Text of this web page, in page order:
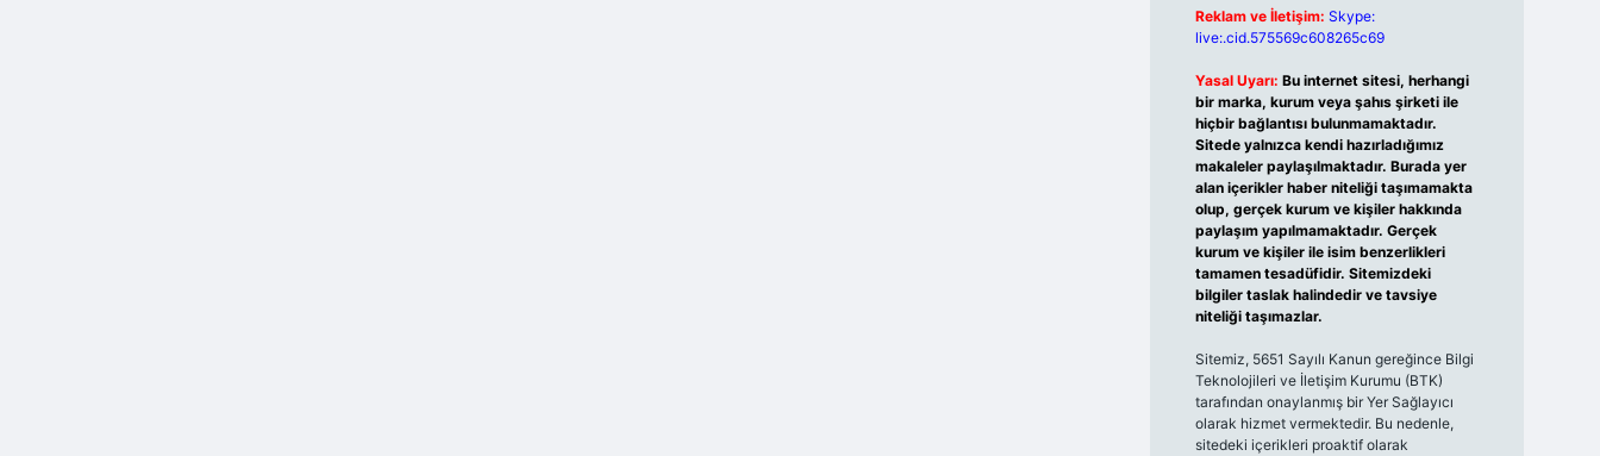
Reklam ve İletişim: Skype:
live:.cid.575569c608265c69
Yasal Uyarı: Bu internet sitesi, herhangi
bir marka, kurum veya şahıs şirketi ile
hiçbir bağlantısı bulunmamaktadır.
Sitede yalnızca kendi hazırladığımız
makaleler paylaşılmaktadır. Burada yer
alan içerikler haber niteliği taşımamakta
olup, gerçek kurum ve kişiler hakkında
paylaşım yapılmamaktadır. Gerçek
kurum ve kişiler ile isim benzerlikleri
tamamen tesadüfidir. Sitemizdeki
bilgiler taslak halindedir ve tavsiye
niteliği taşımazlar.
Sitemiz, 5651 Sayılı Kanun gereğince Bilgi
Teknolojileri ve İletişim Kurumu (BTK)
tarafından onaylanmış bir Yer Sağlayıcı
olarak hizmet vermektedir. Bu nedenle,
sitedeki içerikleri proaktif olarak